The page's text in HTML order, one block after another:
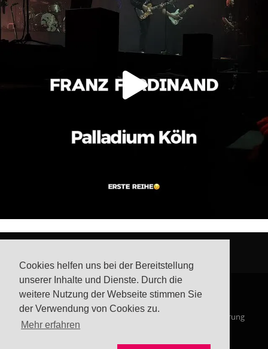
Cookies helfen uns bei der Bereitstellung
unserer Inhalte und Dienste. Durch die
weitere Nutzung der Webseite stimmen Sie
der Verwendung von Cookies zu.
Mehr erfahren
© Steffis Schreibsicht 2026 Datenschutzerklärung